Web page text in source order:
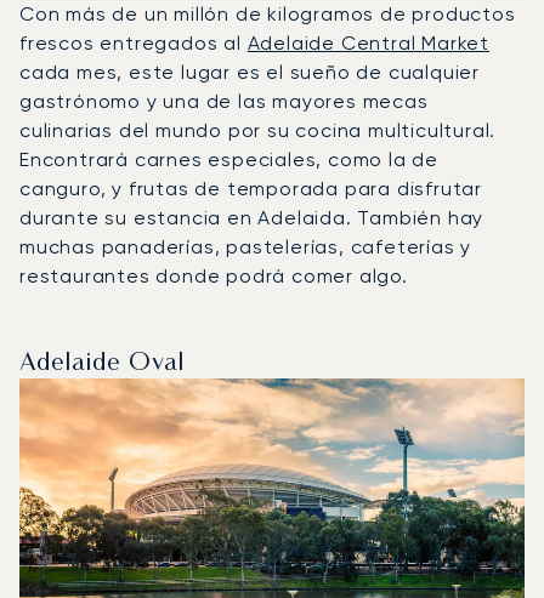
Con más de un millón de kilogramos de productos
frescos entregados al Adelaide Central Market
cada mes, este lugar es el sueño de cualquier
gastrónomo y una de las mayores mecas
culinarias del mundo por su cocina multicultural.
Encontrará carnes especiales, como la de
canguro, y frutas de temporada para disfrutar
durante su estancia en Adelaida. También hay
muchas panaderías, pastelerías, cafeterías y
restaurantes donde podrá comer algo.
Adelaide Oval